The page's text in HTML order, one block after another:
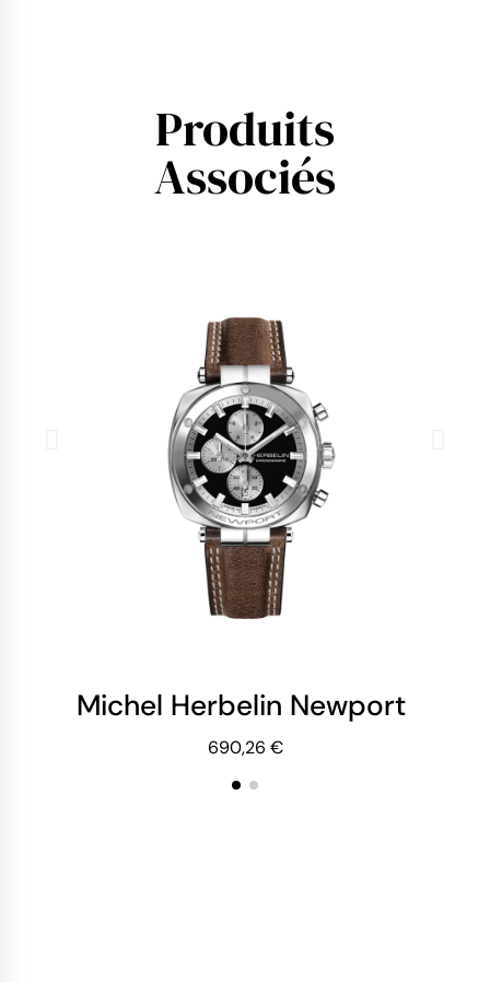
Produits
Associés
Michel Herbelin Newport
690,26 €